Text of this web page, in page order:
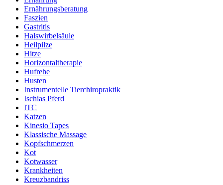
Ernährungsberatung
Faszien
Gastritis
Halswirbelsäule
Heilpilze
Hitze
Horizontaltherapie
Hufrehe
Husten
Instrumentelle Tierchiropraktik
Ischias Pferd
ITC
Katzen
Kinesio Tapes
Klassische Massage
Kopfschmerzen
Kot
Kotwasser
Krankheiten
Kreuzbandriss